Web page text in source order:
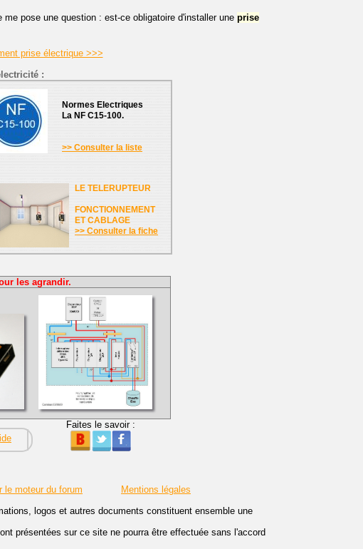
pose une question : est-ce obligatoire d'installer une prise
prise électrique >>>
:
Normes Electriques
La NF C15-100.
>> Consulter la liste
LE TELERUPTEUR
FONCTIONNEMENT
ET CABLAGE
>> Consulter la fiche
les agrandir.
Faites le savoir :
le moteur du forum
Mentions légales
logos et autres documents constituent ensemble une
présentées sur ce site ne pourra être effectuée sans l'accord